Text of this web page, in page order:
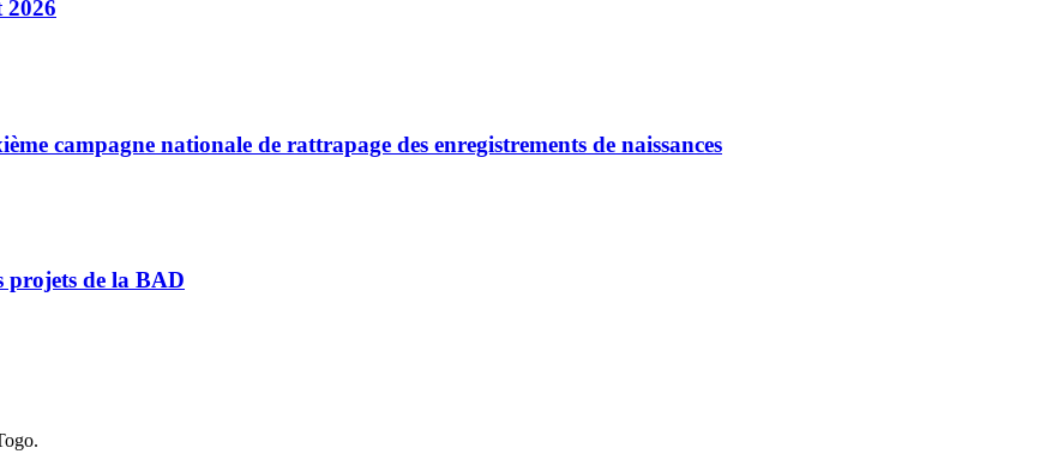
2026
campagne nationale de rattrapage des enregistrements de naissances
projets de la BAD